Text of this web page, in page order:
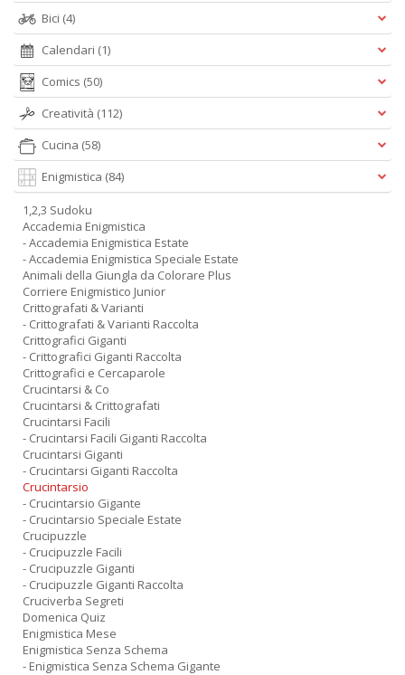
Bici (4)
Calendari (1)
Comics (50)
Creatività (112)
Cucina (58)
Enigmistica (84)
1,2,3 Sudoku
Accademia Enigmistica
- Accademia Enigmistica Estate
- Accademia Enigmistica Speciale Estate
Animali della Giungla da Colorare Plus
Corriere Enigmistico Junior
Crittografati & Varianti
- Crittografati & Varianti Raccolta
Crittografici Giganti
- Crittografici Giganti Raccolta
Crittografici e Cercaparole
Crucintarsi & Co
Crucintarsi & Crittografati
Crucintarsi Facili
- Crucintarsi Facili Giganti Raccolta
Crucintarsi Giganti
- Crucintarsi Giganti Raccolta
Crucintarsio
- Crucintarsio Gigante
- Crucintarsio Speciale Estate
Crucipuzzle
- Crucipuzzle Facili
- Crucipuzzle Giganti
- Crucipuzzle Giganti Raccolta
Cruciverba Segreti
Domenica Quiz
Enigmistica Mese
Enigmistica Senza Schema
- Enigmistica Senza Schema Gigante